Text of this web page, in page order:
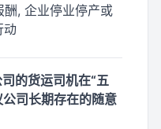
酬, 企业停业停产或
动
的货运司机在“五
司长期存在的随意